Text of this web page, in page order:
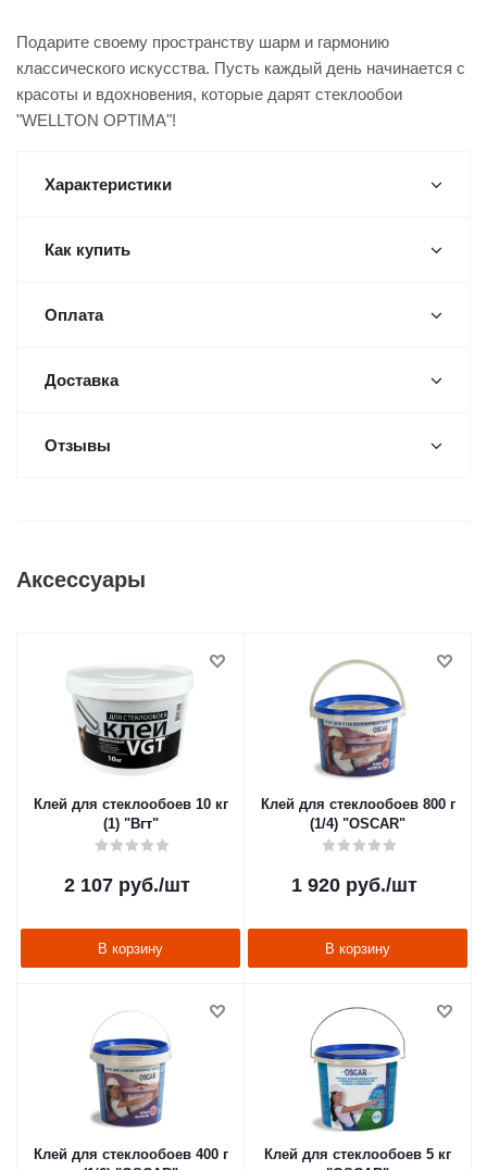
Подарите своему пространству шарм и гармонию
классического искусства. Пусть каждый день начинается с
красоты и вдохновения, которые дарят стеклообои
"WELLTON OPTIMA"!
Характеристики
Как купить
Оплата
Доставка
Отзывы
Аксессуары
Клей для стеклообоев 10 кг
(1) "Вгт"
2 107руб./шт
В корзину
Клей для стеклообоев 800 г
(1/4) "OSCAR"
1 920руб./шт
В корзину
Клей для стеклообоев 400 г
Клей для стеклообоев 5 кг